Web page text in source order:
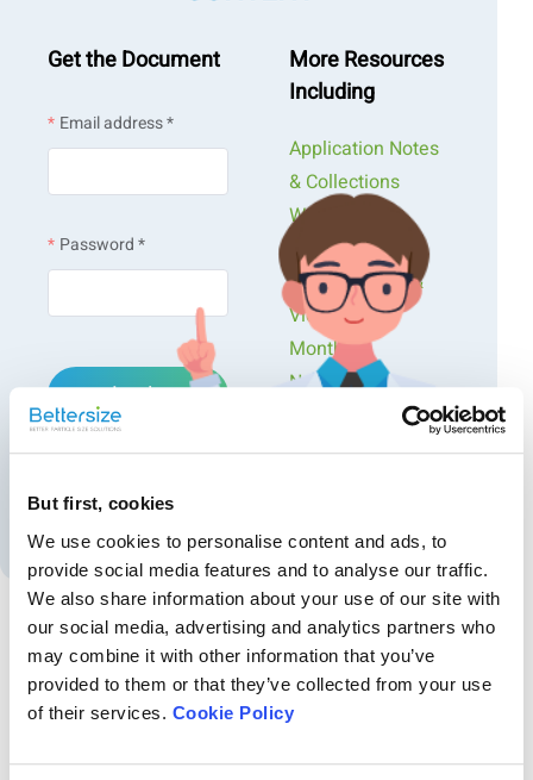
But first, cookies
We use cookies to personalise content and ads, to
provide social media features and to analyse our traffic.
We also share information about your use of our site with
our social media, advertising and analytics partners who
may combine it with other information that you’ve
provided to them or that they’ve collected from your use
of their services. Cookie Policy
Type de mesure :
Technologie de mesure :
Caractérisation des poudres
Série T Pro de BeDensi -
Testeur de densité taraudée
avec une solution de poche
fonctionnement intuitif tout
en étant conforme aux
normes USP, Ph. Eur., ASTM
et ISO. Elle peut mesurer la
densité en vrac et la densité
par piquage avec une
variation de répétabilité
inférieure à 1 %.
Get the Document
Email address *
Password *
Login
Create an account
More Resources
Including
Application Notes
& Collections
Webinars &
Workshops
Presentations &
Videos
Monthly
Newsletters
Exclusive Events...
Recommended articles
Mesure de la taille des particules et détection des